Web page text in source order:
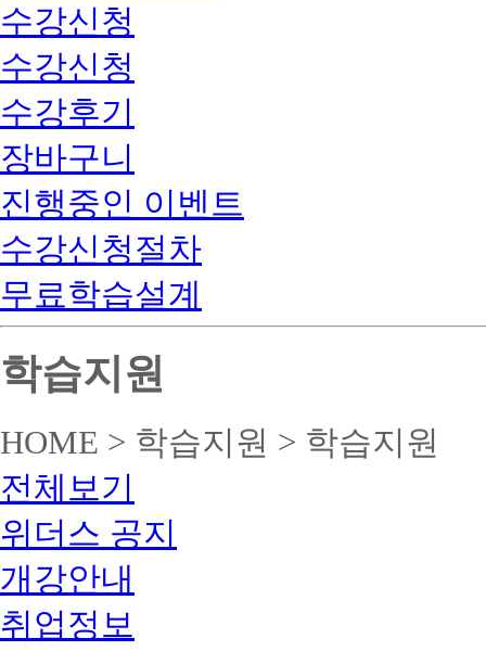
수강신청
수강신청
수강후기
장바구니
진행중인 이벤트
수강신청절차
무료학습설계
학습지원
HOME > 학습지원 > 학습지원
전체보기
위더스 공지
개강안내
취업정보